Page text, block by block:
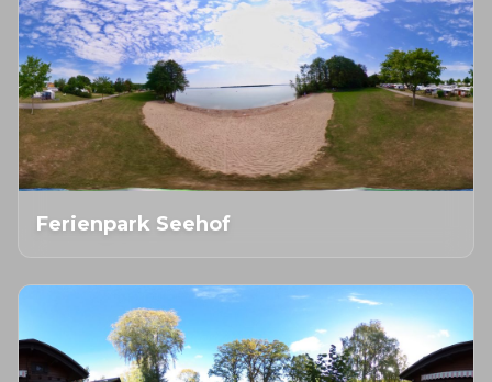
Ferienpark Seehof